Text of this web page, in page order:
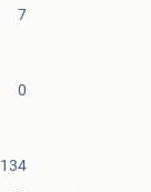
7
0
134